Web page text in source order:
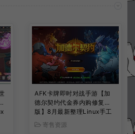
AFK卡牌即时对战手游【加
德尔契约代金券内购修复
版】8月最新整理Linux手工
服务端+前后端全套源码+CD
K授权后台+安卓苹果双端
寄售资源